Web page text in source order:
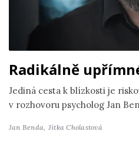
Radikálně
Jediná cesta k blízkosti je
v rozhovoru psycholog Jan
Jan Benda, Jitka Cholastová